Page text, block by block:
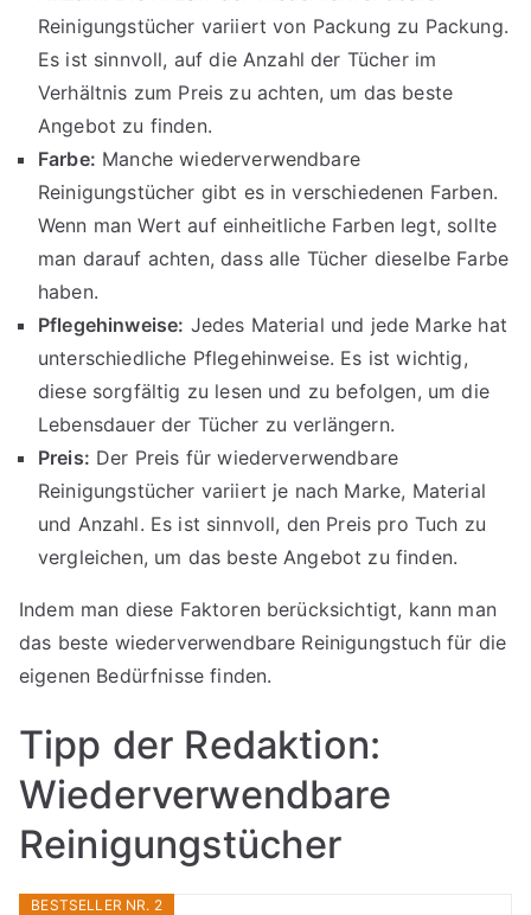
Reinigungstücher variiert von Packung zu Packung.
Es ist sinnvoll, auf die Anzahl der Tücher im
Verhältnis zum Preis zu achten, um das beste
Angebot zu finden.
Farbe: Manche wiederverwendbare
Reinigungstücher gibt es in verschiedenen Farben.
Wenn man Wert auf einheitliche Farben legt, sollte
man darauf achten, dass alle Tücher dieselbe Farbe
haben.
Pflegehinweise: Jedes Material und jede Marke hat
unterschiedliche Pflegehinweise. Es ist wichtig,
diese sorgfältig zu lesen und zu befolgen, um die
Lebensdauer der Tücher zu verlängern.
Preis: Der Preis für wiederverwendbare
Reinigungstücher variiert je nach Marke, Material
und Anzahl. Es ist sinnvoll, den Preis pro Tuch zu
vergleichen, um das beste Angebot zu finden.
Indem man diese Faktoren berücksichtigt, kann man
das beste wiederverwendbare Reinigungstuch für die
eigenen Bedürfnisse finden.
Tipp der Redaktion:
Wiederverwendbare
Reinigungstücher
BESTSELLER NR. 2